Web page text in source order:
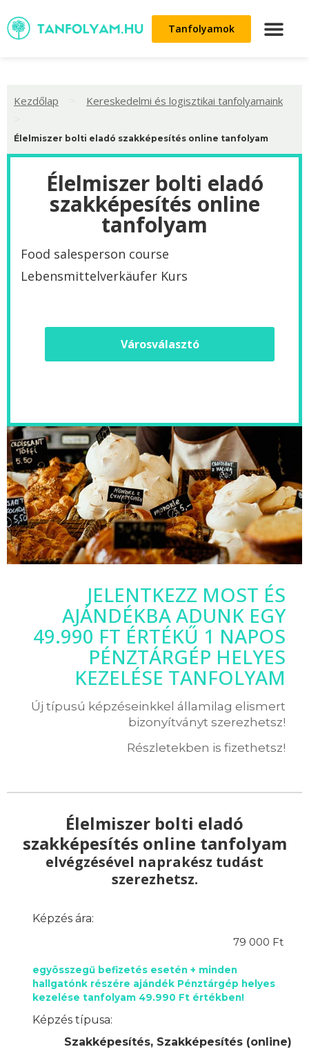
Tanfolyamok
Kezdőlap Kereskedelmi és logisztikai tanfolyamaink
Élelmiszer bolti eladó szakképesítés online tanfolyam
Élelmiszer bolti eladó
szakképesítés online
tanfolyam
Food salesperson course
Lebensmittelverkäufer Kurs
Városválasztó
JELENTKEZZ MOST ÉS
AJÁNDÉKBA ADUNK EGY
49.990 FT ÉRTÉKŰ 1 NAPOS
PÉNZTÁRGÉP HELYES
KEZELÉSE TANFOLYAM
Új típusú képzéseinkkel államilag elismert
bizonyítványt szerezhetsz!
Részletekben is fizethetsz!
Élelmiszer bolti eladó
szakképesítés online tanfolyam
elvégzésével naprakész tudást
szerezhetsz.
Képzés ára:
79 000 Ft
egyösszegű befizetés esetén + minden
hallgatónk részére ajándék Pénztárgép helyes
kezelése tanfolyam 49.990 Ft értékben!
Képzés típusa:
Szakképesítés, Szakképesítés (online)